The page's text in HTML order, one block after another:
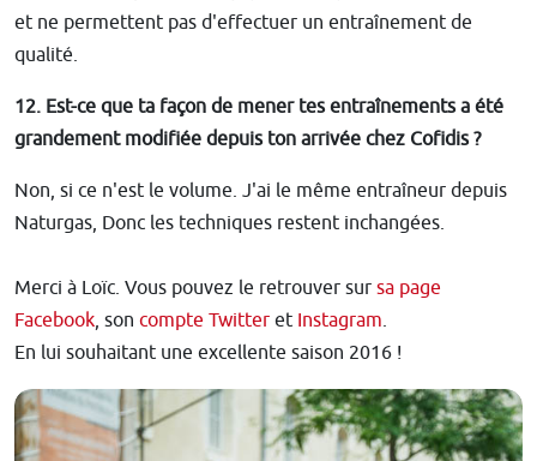
et ne permettent pas d'effectuer un entraînement de
qualité.
12. Est-ce que ta façon de mener tes entraînements a été
grandement modifiée depuis ton arrivée chez Cofidis ?
Non, si ce n'est le volume. J'ai le même entraîneur depuis
Naturgas, Donc les techniques restent inchangées.
Merci à Loïc. Vous pouvez le retrouver sur sa page
Facebook, son compte Twitter et Instagram.
En lui souhaitant une excellente saison 2016 !